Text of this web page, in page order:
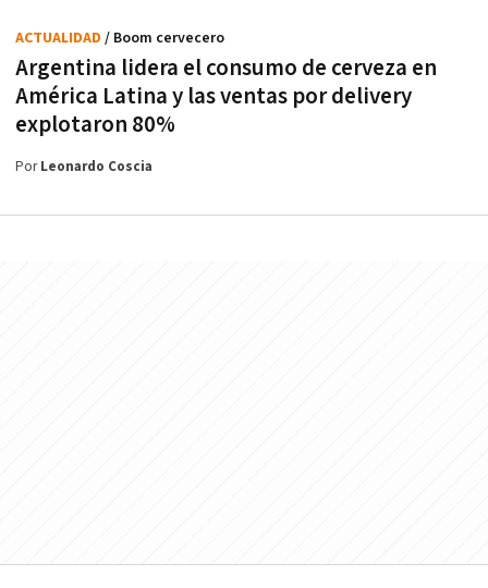
Argentina lidera el consumo de cerveza en
América Latina y las ventas por delivery
explotaron 80%
ACTUALIDAD / Boom cervecero
PorLeonardo Coscia